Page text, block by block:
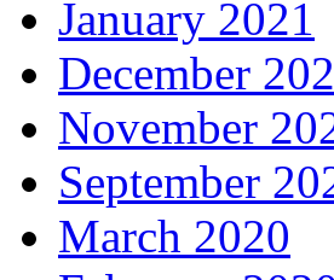
January 2021
December
November
September
March 2020